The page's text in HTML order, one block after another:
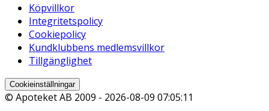
Köpvillkor
Integritetspolicy
Cookiepolicy
Kundklubbens medlemsvillkor
Tillgänglighet
Cookieinställningar
© Apoteket AB 2009 - 2026-08-09 07:05:11